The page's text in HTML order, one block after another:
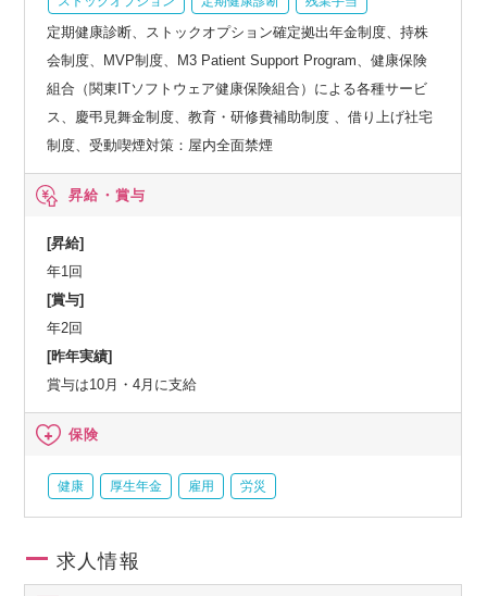
定期健康診断、ストックオプション確定拠出年金制度、持株
会制度、MVP制度、M3 Patient Support Program、健康保険
組合（関東ITソフトウェア健康保険組合）による各種サービ
ス、慶弔見舞金制度、教育・研修費補助制度 、借り上げ社宅
制度、受動喫煙対策：屋内全面禁煙
昇給・賞与
[昇給]
年1回
[賞与]
年2回
[昨年実績]
賞与は10月・4月に支給
保険
健康 厚生年金 雇用 労災
求人情報